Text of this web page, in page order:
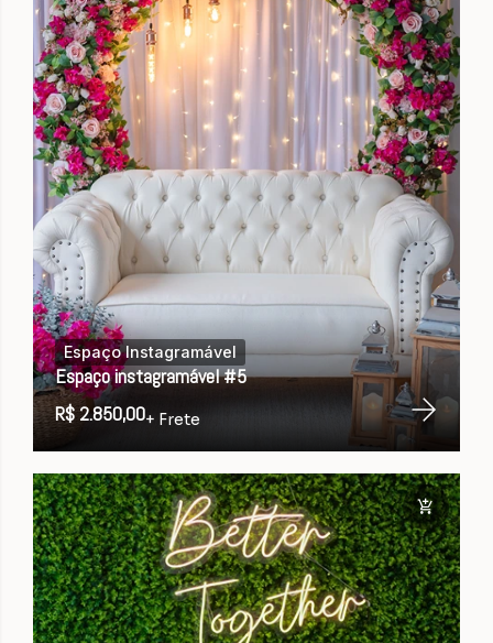
Espaço Instagramável
Espaço instagramável #5
R$ 2.850,00+ Frete